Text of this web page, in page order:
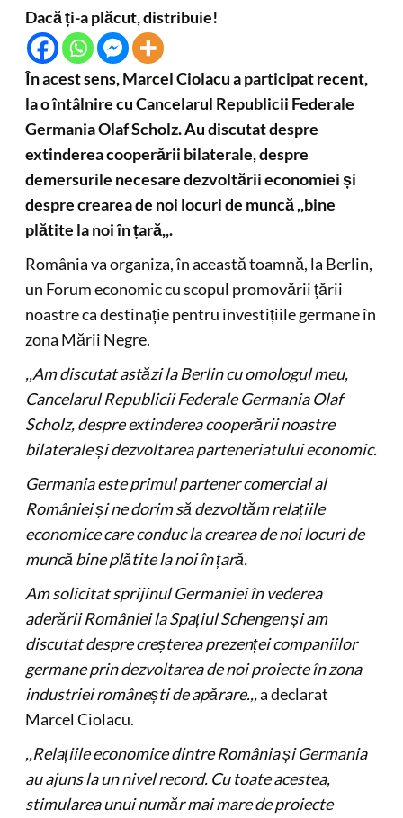
Dacă ți-a plăcut, distribuie!
În acest sens, Marcel Ciolacu a participat recent,
la o întâlnire cu Cancelarul Republicii Federale
Germania Olaf Scholz. Au discutat despre
extinderea cooperării bilaterale, despre
demersurile necesare dezvoltării economiei și
despre crearea de noi locuri de muncă ,,bine
plătite la noi în țară,,.
România va organiza, în această toamnă, la Berlin,
un Forum economic cu scopul promovării țării
noastre ca destinație pentru investițiile germane în
zona Mării Negre.
,,Am discutat astăzi la Berlin cu omologul meu,
Cancelarul Republicii Federale Germania Olaf
Scholz, despre extinderea cooperării noastre
bilaterale și dezvoltarea parteneriatului economic.
Germania este primul partener comercial al
României și ne dorim să dezvoltăm relațiile
economice care conduc la crearea de noi locuri de
muncă bine plătite la noi în țară.
Am solicitat sprijinul Germaniei în vederea
aderării României la Spațiul Schengen și am
discutat despre creșterea prezenței companiilor
germane prin dezvoltarea de noi proiecte în zona
industriei românești de apărare.,,a declarat
Marcel Ciolacu.
,,Relațiile economice dintre România și Germania
au ajuns la un nivel record. Cu toate acestea,
stimularea unui număr mai mare de proiecte